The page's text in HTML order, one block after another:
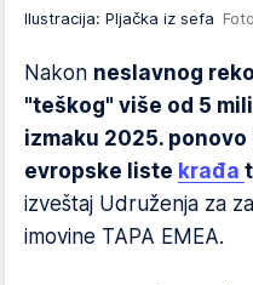
Ilustracija: Pljačka iz sefa
Nakon neslavnog
"teškog" više od 5
izmaku 2025.
evropske liste krađa
izveštaj Udruženja za
imovine TAPA EMEA.